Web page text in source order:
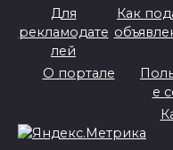
Для
рекламодате
лей
Как
О портале
е